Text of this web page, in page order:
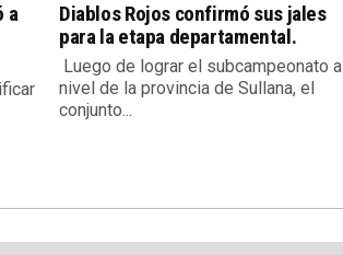
a
Diablos Rojos confirmó sus jales
para la etapa departamental.
Luego de lograr el subcampeonato a
nivel de la provincia de Sullana, el
conjunto...